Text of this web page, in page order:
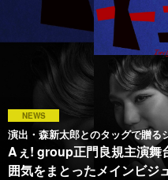
NEWS
演出・森新太郎とのタッグで贈る
Aぇ! group正門良規主演舞
囲気をまとったメインビジ